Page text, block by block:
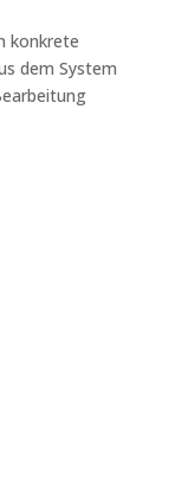
konkrete
dem System